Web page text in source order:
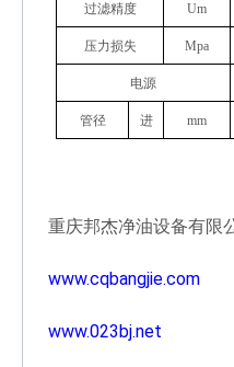
过滤精度 Um
压力损失 Mpa
电源
管径 进 mm
重庆邦杰净油设备有限
www.cqbangjie.com
www.023bj.net